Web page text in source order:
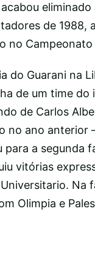
acabou
de 1988,
no Campeonato
do Guarani na
de um time
de Carlos
no ano anterior
para a segunda
vitórias
Na
Olimpia e